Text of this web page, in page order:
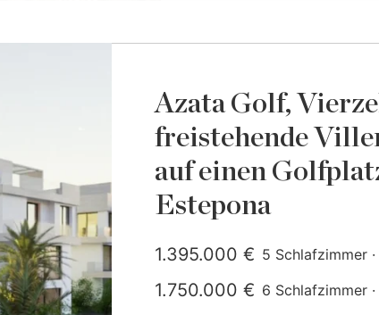
Azata Golf,
freistehende
auf einen
Estepona
1.395.000 € 5 Schlafzimmer
1.750.000 € 6 Schlafzimmer